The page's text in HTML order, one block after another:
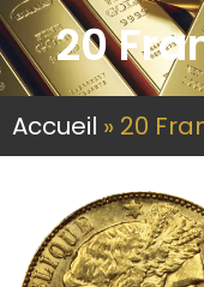
20
Accueil » 20